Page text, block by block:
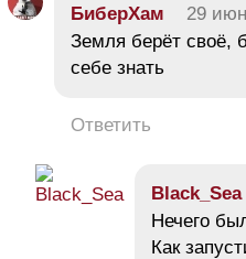
БиберХам 29
Земля берёт своё,
себе знать
Ответить
Black_Sea
Нечего
Как